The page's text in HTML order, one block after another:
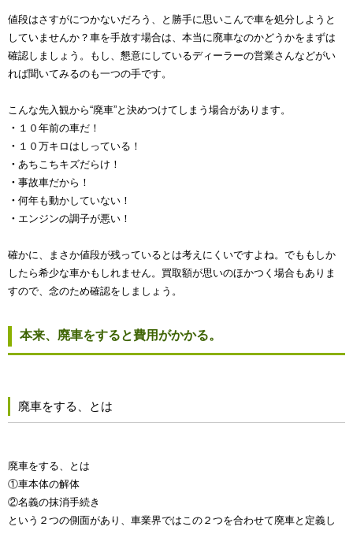
値段はさすがにつかないだろう、と勝手に思いこんで車を処分しようと
していませんか？車を手放す場合は、本当に廃車なのかどうかをまずは
確認しましょう。もし、懇意にしているディーラーの営業さんなどがい
れば聞いてみるのも一つの手です。
こんな先入観から“廃車”と決めつけてしまう場合があります。
・ １０年前の車だ！
・ １０万キロはしっている！
・ あちこちキズだらけ！
・ 事故車だから！
・ 何年も動かしていない！
・ エンジンの調子が悪い！
確かに、まさか値段が残っているとは考えにくいですよね。でももしか
したら希少な車かもしれません。買取額が思いのほかつく場合もありま
すので、念のため確認をしましょう。
本来、廃車をすると費用がかかる。
廃車をする、とは
廃車をする、とは
①車本体の解体
②名義の抹消手続き
という２つの側面があり、車業界ではこの２つを合わせて廃車と定義し